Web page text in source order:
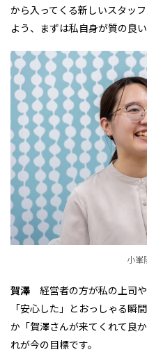
から入ってくる新しいスタッ
よう、まずは私自身が質の良
小峯
賀澤 経営者の方が私の上司
「安心した」とおっしゃる瞬
か「賀澤さんが来てくれて良
れが今の目標です。